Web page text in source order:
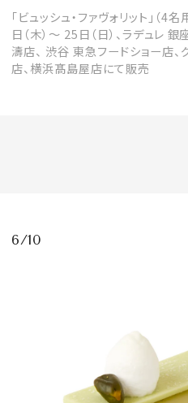
「ビュッシュ・ファヴォリット」
日（木）～ 25日（日）、ラデュレ
濤店、 渋谷 東急フードショー店、
店、横浜髙島屋店にて販売
6/10